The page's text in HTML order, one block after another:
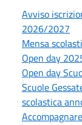
Avviso
2026/2027
Mensa
Open day
Open day
Scuole
scolastica